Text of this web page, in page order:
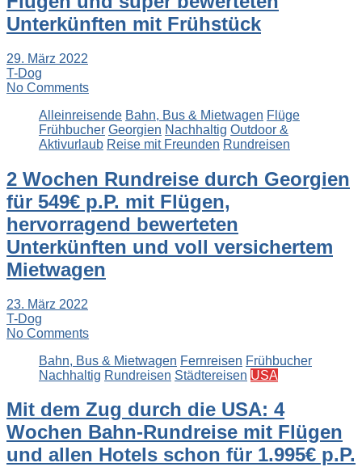
Unterkünften mit Frühstück
29. März 2022
T-Dog
No Comments
Alleinreisende Bahn, Bus & Mietwagen Flüge
Frühbucher Georgien Nachhaltig Outdoor &
Aktivurlaub Reise mit Freunden Rundreisen
2 Wochen Rundreise durch Georgien
für 549€ p.P. mit Flügen,
hervorragend bewerteten
Unterkünften und voll versichertem
Mietwagen
23. März 2022
T-Dog
No Comments
Bahn, Bus & Mietwagen Fernreisen Frühbucher
Nachhaltig Rundreisen Städtereisen USA
Mit dem Zug durch die USA: 4
Wochen Bahn-Rundreise mit Flügen
und allen Hotels schon für 1.995€ p.P.